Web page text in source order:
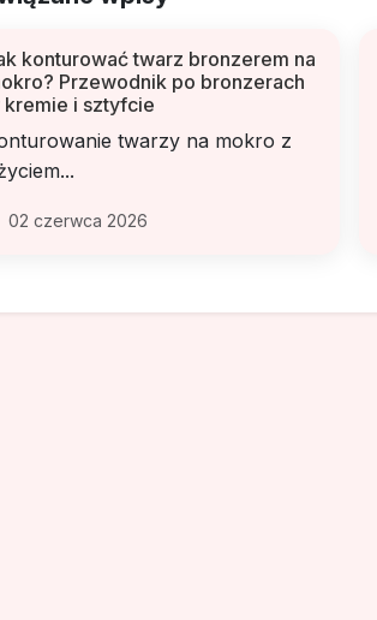
konturować twarz bronzerem na
Przewodnik po bronzerach
kremie i sztyfcie
twarzy na mokro z
02 czerwca 2026